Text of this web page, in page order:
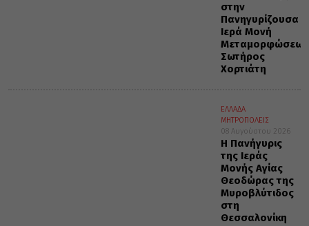
στην
Πανηγυρίζουσα
Ιερά Μονή
Μεταμορφώσεως
Σωτήρος
Χορτιάτη
ΕΛΛΑΔΑ
ΜΗΤΡΟΠΟΛΕΙΣ
08 Αυγούστου 2026
Η Πανήγυρις
της Ιεράς
Μονής Αγίας
Θεοδώρας της
Μυροβλύτιδος
στη
Θεσσαλονίκη